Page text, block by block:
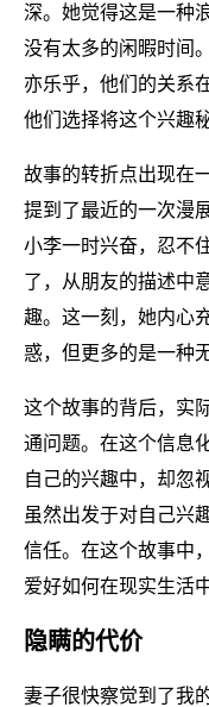
深。她觉得这是一种
没有太多的闲暇时间
亦乐乎，他们的关系
他们选择将这个兴趣
故事的转折点出现在
提到了最近的一次漫
小李一时兴奋，忍不
了，从朋友的描述中
趣。这一刻，她内心
惑，但更多的是一种
这个故事的背后，实
通问题。在这个信息
自己的兴趣中，却忽
虽然出发于对自己兴
信任。在这个故事中
爱好如何在现实生活
隐瞒的代价
妻子很快察觉到了我